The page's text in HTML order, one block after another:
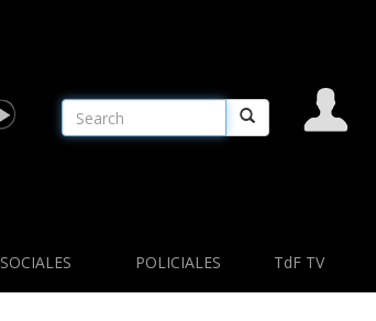
SOCIALES POLICIALES TdF TV